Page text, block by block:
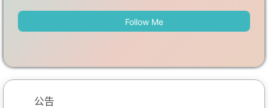
Follow Me
公告